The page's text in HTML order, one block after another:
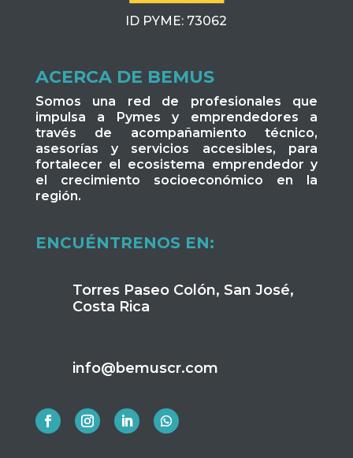
ID PYME: 73062
ACERCA DE BEMUS
Somos una red de profesionales que
impulsa a Pymes y emprendedores a
través de acompañamiento técnico,
asesorías y servicios accesibles, para
fortalecer el ecosistema emprendedor y
el crecimiento socioeconómico en la
región.
ENCUÉNTRENOS EN:
Torres Paseo Colón, San José,
Costa Rica
info@bemuscr.com